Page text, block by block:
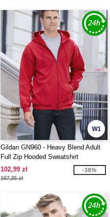
W1
Gildan GN960 - Heavy Blend Adult
Full Zip Hooded Sweatshirt
102,99 zł
167,35 zł
-38%